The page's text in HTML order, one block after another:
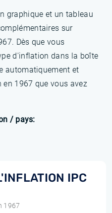
graphique et un tableau
sur
Dès que vous
d'inflation dans la boîte
automatiquement et
1967 que vous avez
/ pays:
IPC
1967